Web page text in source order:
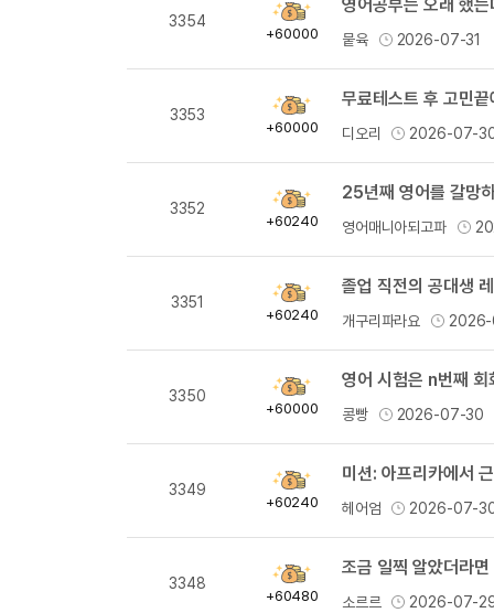
3354
획
득
+60000 뭍육 2026-07-31
3353
획
득
+60000
무료테스트 후 고민
디오리 2026-07-
3352
획
득
+60240
25년째 영어를 갈망
영어매니아되고파
3351
획
득
+60240
졸업 직전의 공대생
개구리파라요
3350
획
득
+60000
영어 시험은 n번째
콩빵 2026-07-30
3349
획
득
+60240
미션: 아프리카에서
헤어엄 2026-07-
3348
획
득
+60480
조금 일찍 알았더라
소르르 2026-07-